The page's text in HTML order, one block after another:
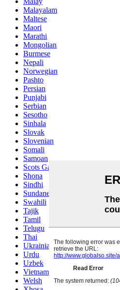
Malayalam
Maltese
Maori
Marathi
Mongolian
Burmese
Nepali
Norwegian
Pashto
Persian
Punjabi
Serbian
Sesotho
Sinhala
Slovak
Slovenian
Somali
Samoan
Scots Gaelic
Shona
Sindhi
Sundanese
Swahili
Tajik
Tamil
Telugu
Thai
Ukrainian
Urdu
Uzbek
Vietnamese
Welsh